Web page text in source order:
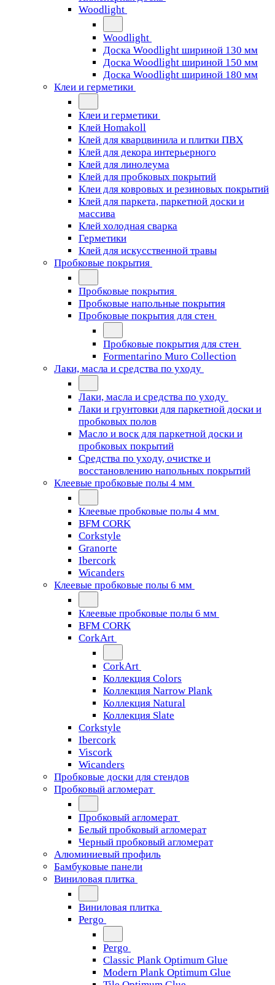
Woodlight
Woodlight
Доска Woodlight шириной 130 мм
Доска Woodlight шириной 150 мм
Доска Woodlight шириной 180 мм
Клеи и герметики
Клеи и герметики
Клей Homakoll
Клей для кварцвинила и плитки ПВХ
Клей для декора интерьерного
Клей для линолеума
Клей для пробковых покрытий
Клеи для ковровых и резиновых покрытий
Клей для паркета, паркетной доски и
массива
Клей холодная сварка
Герметики
Клей для искусственной травы
Пробковые покрытия
Пробковые покрытия
Пробковые напольные покрытия
Пробковые покрытия для стен
Пробковые покрытия для стен
Formentarino Muro Collection
Лаки, масла и средства по уходу
Лаки, масла и средства по уходу
Лаки и грунтовки для паркетной доски и
пробковых полов
Масло и воск для паркетной доски и
пробковых покрытий
Средства по уходу, очистке и
восстановлению напольных покрытий
Клеевые пробковые полы 4 мм
Клеевые пробковые полы 4 мм
BFM CORK
Corkstyle
Granorte
Ibercork
Wicanders
Клеевые пробковые полы 6 мм
Клеевые пробковые полы 6 мм
BFM CORK
CorkArt
CorkArt
Коллекция Colors
Коллекция Narrow Plank
Коллекция Natural
Коллекция Slate
Corkstyle
Ibercork
Viscork
Wicanders
Пробковые доски для стендов
Пробковый агломерат
Пробковый агломерат
Белый пробковый агломерат
Черный пробковый агломерат
Алюминиевый профиль
Бамбуковые панели
Виниловая плитка
Виниловая плитка
Pergo
Pergo
Classic Plank Optimum Glue
Modern Plank Optimum Glue